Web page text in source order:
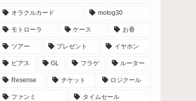
オラクルカード motog30
モトローラ ケース お香
ツアー プレゼント イヤホン
ピアス GL フラゲ ルーター
Resense チケット ロジクール
ファンミ タイムセール